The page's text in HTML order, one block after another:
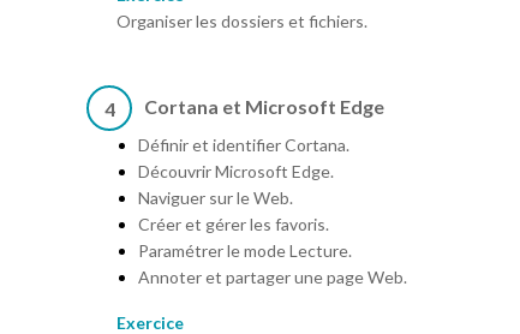
Organiser les dossiers et fichiers.
4 Cortana et Microsoft Edge
Définir et identifier Cortana.
Découvrir Microsoft Edge.
Naviguer sur le Web.
Créer et gérer les favoris.
Paramétrer le mode Lecture.
Annoter et partager une page Web.
Exercice